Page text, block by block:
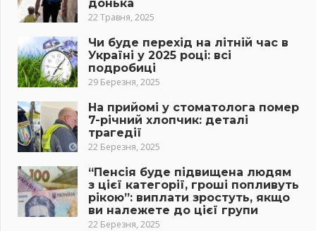
донька
22 Травня, 2025
Чи буде перехід на літній час в
Україні у 2025 році: всі
подробиці
29 Березня, 2025
На прийомі у стоматолога помер
7-річний хлопчик: деталі
трагедії
22 Березня, 2025
“Пенсія буде підвищена людям
з цієї категорії, гроші попливуть
рікою”: виплати зростуть, якщо
ви належете до цієї групи
22 Березня, 2025